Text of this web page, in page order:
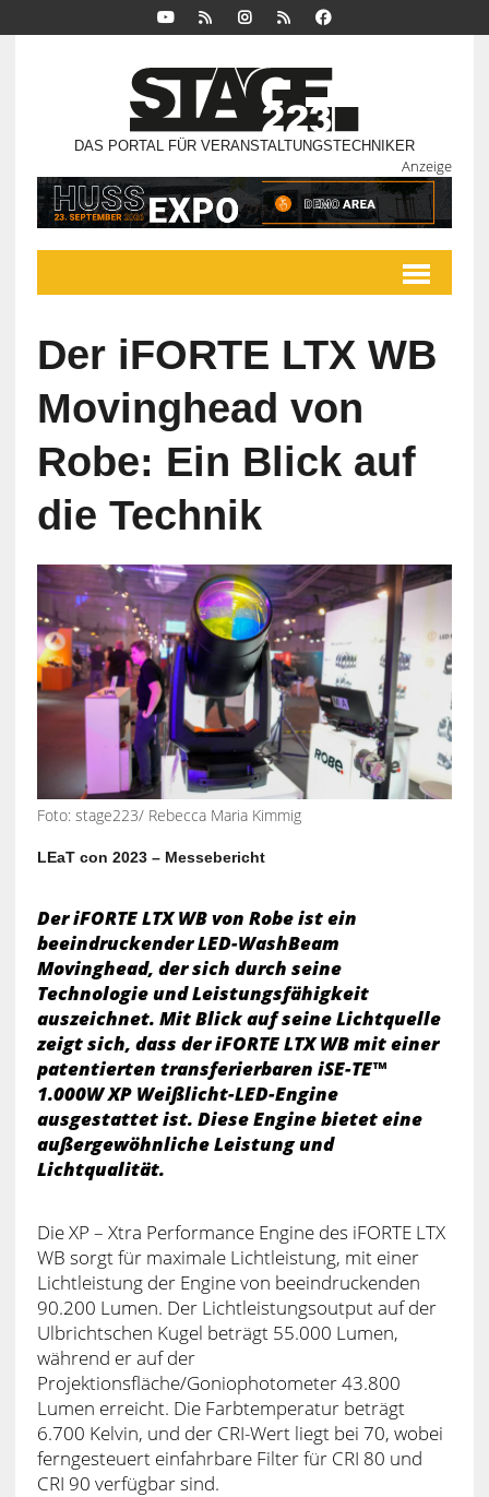
DAS PORTAL FÜR VERANSTALTUNGSTECHNIKER
Anzeige
Der iFORTE LTX WB
Movinghead von
Robe: Ein Blick auf
die Technik
Foto: stage223/ Rebecca Maria Kimmig
LEaT con 2023 – Messebericht
Der iFORTE LTX WB von Robe ist ein
beeindruckender LED-WashBeam
Movinghead, der sich durch seine
Technologie und Leistungsfähigkeit
auszeichnet. Mit Blick auf seine Lichtquelle
zeigt sich, dass der iFORTE LTX WB mit einer
patentierten transferierbaren iSE-TE™
1.000W XP Weißlicht-LED-Engine
ausgestattet ist. Diese Engine bietet eine
außergewöhnliche Leistung und
Lichtqualität.
Die XP – Xtra Performance Engine des iFORTE LTX
WB sorgt für maximale Lichtleistung, mit einer
Lichtleistung der Engine von beeindruckenden
90.200 Lumen. Der Lichtleistungsoutput auf der
Ulbrichtschen Kugel beträgt 55.000 Lumen,
während er auf der
Projektionsfläche/Goniophotometer 43.800
Lumen erreicht. Die Farbtemperatur beträgt
6.700 Kelvin, und der CRI-Wert liegt bei 70, wobei
ferngesteuert einfahrbare Filter für CRI 80 und
CRI 90 verfügbar sind.